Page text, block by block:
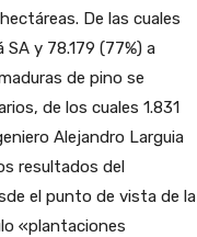
De las cuales
y 78.179 (77%) a
de pino se
de los cuales 1.831
Alejandro Larguia
resultados del
el punto de vista de la
«plantaciones